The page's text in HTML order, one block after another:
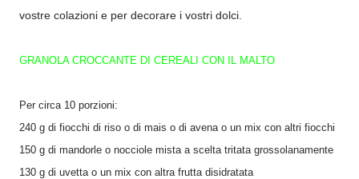
vostre colazioni e per decorare i vostri dolci.
GRANOLA CROCCANTE DI CEREALI CON IL MALTO
Per circa 10 porzioni:
240 g di fiocchi di riso o di mais o di avena o un mix con altri fiocchi
150 g di mandorle o nocciole mista a scelta tritata grossolanamente
130 g di uvetta o un mix con altra frutta disidratata